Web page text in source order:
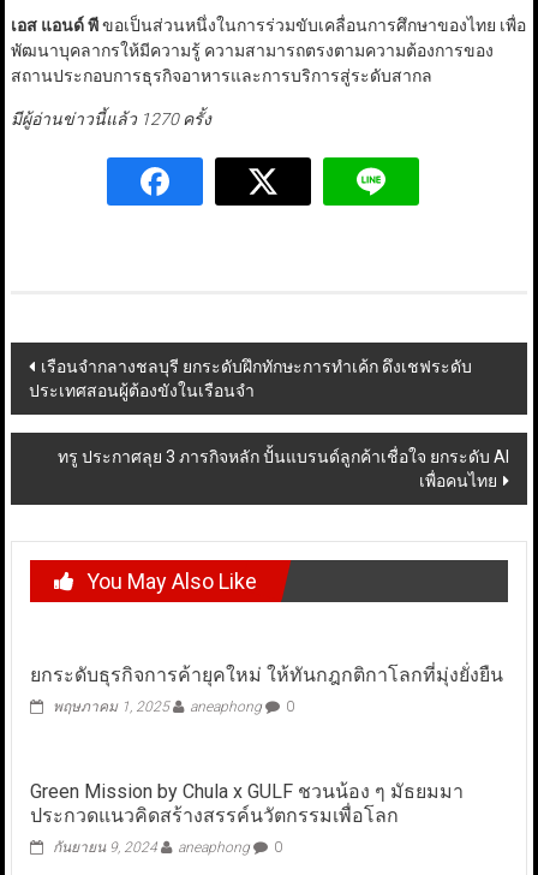
เอส แอนด์ พีขอเป็นส่วนหนึ่งในการร่วมขับเคลื่อนการศึกษาของไทย เพื่อ
พัฒนาบุคลากรให้มีความรู้ ความสามารถตรงตามความต้องการของ
สถานประกอบการธุรกิจอาหารและการบริการสู่ระดับสากล
มีผู้อ่านข่าวนี้แล้ว 1270 ครั้ง
Post
navigation
เรือนจำกลางชลบุรี ยกระดับฝึกทักษะการทำเค้ก ดึงเชฟระดับ
ประเทศสอนผู้ต้องขังในเรือนจำ
ทรู ประกาศลุย 3 ภารกิจหลัก ปั้นแบรนด์ลูกค้าเชื่อใจ ยกระดับ AI
เพื่อคนไทย
You May Also Like
ยกระดับธุรกิจการค้ายุคใหม่ ให้ทันกฎกติกาโลกที่มุ่งยั่งยืน
พฤษภาคม 1, 2025 aneaphong 0
Green Mission by Chula x GULF ชวนน้อง ๆ มัธยมมา
ประกวดแนวคิดสร้างสรรค์นวัตกรรมเพื่อโลก
กันยายน 9, 2024 aneaphong 0